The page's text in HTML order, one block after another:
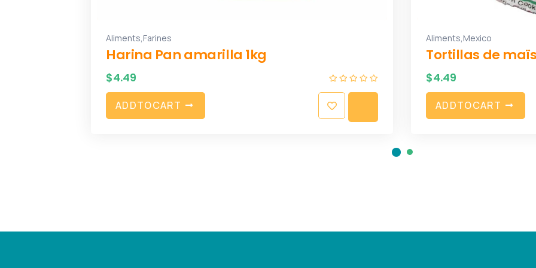
Aliments,Farines
Harina Pan amarilla 1kg
$4.49
ADDTOCART
Aliments,Mexico
Tortillas de
$4.49
ADDTOCART